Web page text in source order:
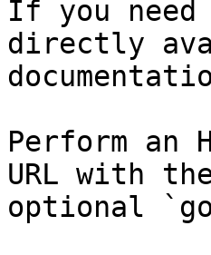
If you
directly
Perform an
URL with
optional